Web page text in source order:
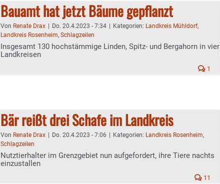
Bauamt hat jetzt Bäume gepflanzt
Von Renate Drax Do. 20.4.2023 - 7:34 Kategorien: Landkreis Mühldorf,
Landkreis Rosenheim, Schlagzeilen
Insgesamt 130 hochstämmige Linden, Spitz- und Bergahorn in vier
Landkreisen
1
Bär reißt drei Schafe im Landkreis
Von Renate Drax Do. 20.4.2023 - 7:06 Kategorien: Landkreis Rosenheim,
Schlagzeilen
Nutztierhalter im Grenzgebiet nun aufgefordert, ihre Tiere nachts
einzustallen
11